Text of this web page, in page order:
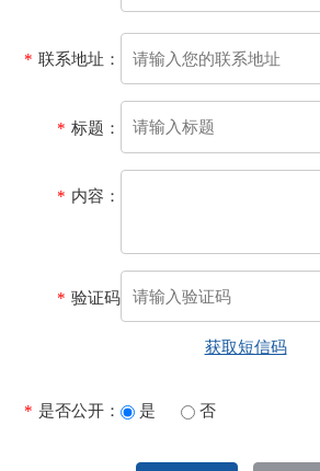
* 联系地址：
* 标题：
* 内容：
* 验证码
获取短信码
* 是否公开： 是 否